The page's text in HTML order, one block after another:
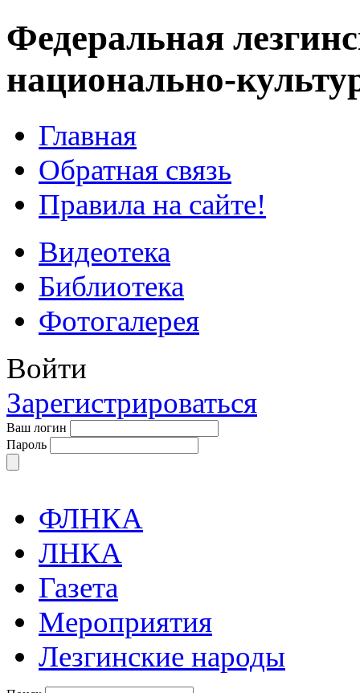
Федеральная
национально-
Главная
Обратная связь
Правила на сайте!
Видеотека
Библиотека
Фотогалерея
Войти
Зарегистрироваться
Ваш логин
Пароль
ФЛНКА
ЛНКА
Газета
Мероприятия
Лезгинские народы